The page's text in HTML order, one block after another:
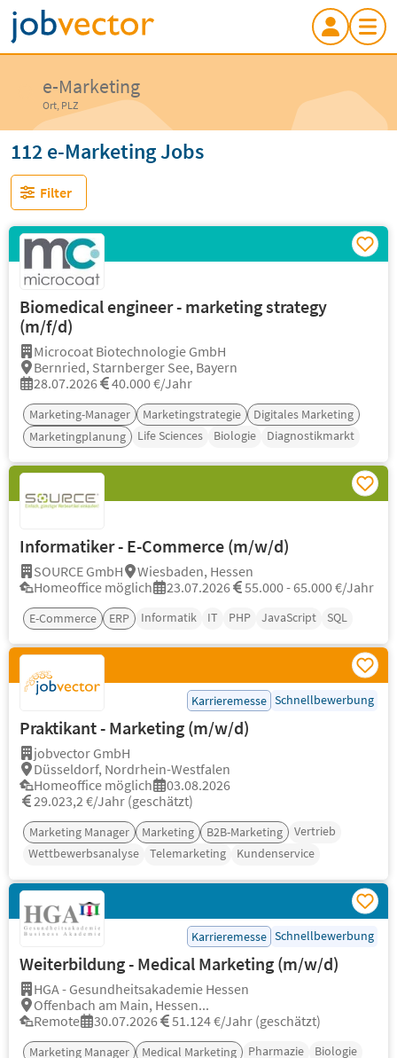
e-Marketing
Ort, PLZ
112 e-Marketing Jobs
Filter
Biomedical engineer - marketing strategy
(m/f/d)
Microcoat Biotechnologie GmbH
Bernried, Starnberger See, Bayern
28.07.2026
40.000 €/Jahr
Marketing-Manager Marketingstrategie
Digitales Marketing
Marketingplanung
Life Sciences Biologie Diagnostikmarkt
Informatiker - E-Commerce (m/w/d)
SOURCE GmbH
Wiesbaden, Hessen
Homeoffice möglich
23.07.2026 55.000 - 65.000 €/Jahr
E-Commerce ERP Informatik IT PHP JavaScript SQL
Karrieremesse Schnellbewerbung
Praktikant - Marketing (m/w/d)
jobvector GmbH
Düsseldorf, Nordrhein-Westfalen
Homeoffice möglich
03.08.2026
29.023,2 €/Jahr (geschätzt)
Marketing Manager Marketing B2B-Marketing
Vertrieb
Wettbewerbsanalyse
Telemarketing Kundenservice
Karrieremesse Schnellbewerbung
Weiterbildung - Medical Marketing (m/w/d)
HGA - Gesundheitsakademie Hessen
Offenbach am Main, Hessen...
Remote
30.07.2026 51.124 €/Jahr (geschätzt)
Marketing Manager Medical Marketing Pharmazie
Biologie